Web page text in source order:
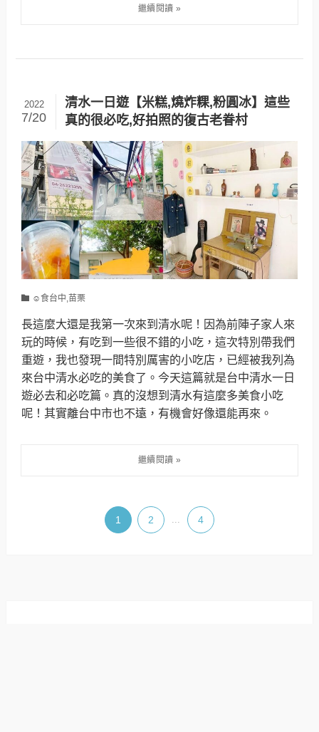
清水一日遊【米糕,燒炸粿,粉圓冰】這些
真的很必吃,好拍照的復古老眷村
2022
7/20
☺食台中,苗栗
長這麼大還是我第一次來到清水呢！因為前陣子家人來
玩的時候，有吃到一些很不錯的小吃，這次特別帶我們
重遊，我也發現一間特別厲害的小吃店，已經被我列為
來台中清水必吃的美食了。今天這篇就是台中清水一日
遊必去和必吃篇。真的沒想到清水有這麼多美食小吃
呢！其實離台中市也不遠，有機會好像還能再來。
1 2 4